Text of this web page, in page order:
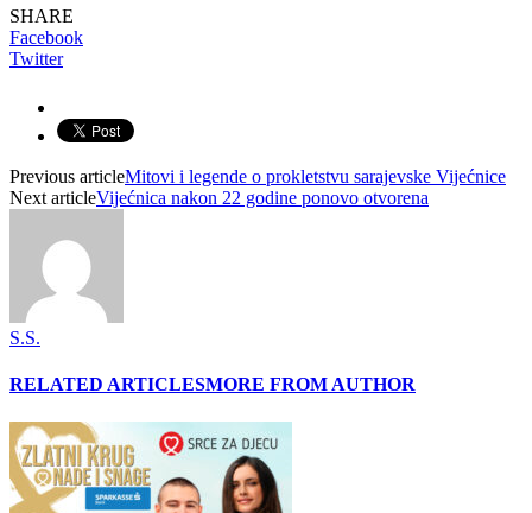
SHARE
Facebook
Twitter
Previous articleMitovi i legende o prokletstvu sarajevske Vijećnice
Next articleVijećnica nakon 22 godine ponovo otvorena
S.S.
RELATED ARTICLESMORE FROM AUTHOR